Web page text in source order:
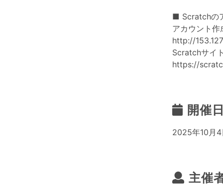
■ Scratchの
アカウント作
http://
Scratchサイ
https://
開催
2025年10月
主催